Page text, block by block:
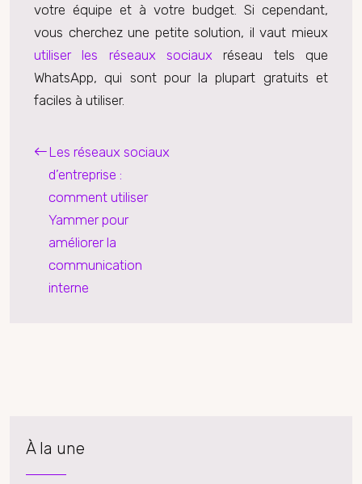
votre équipe et à votre budget. Si cependant,
vous cherchez une petite solution, il vaut mieux
utiliser les réseaux sociaux réseau tels que
WhatsApp, qui sont pour la plupart gratuits et
faciles à utiliser.
Les réseaux sociaux
d’entreprise :
comment utiliser
Yammer pour
améliorer la
communication
interne
À la une